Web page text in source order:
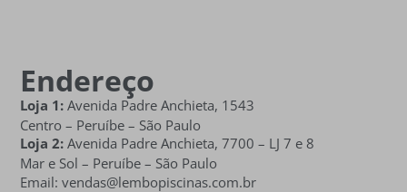
Endereço
Loja 1: Avenida Padre Anchieta, 1543
Centro – Peruíbe – São Paulo
Loja 2: Avenida Padre Anchieta,7700 – LJ 7 e 8
Mar e Sol – Peruíbe – São Paulo
Email: vendas@lembopiscinas.com.br